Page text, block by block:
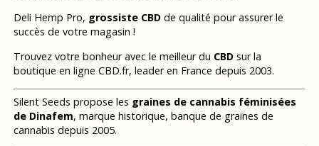
Deli Hemp Pro, grossiste CBDde qualité pour assurer le
succès de votre magasin !
Trouvez votre bonheur avec le meilleur du CBDsur la
boutique en ligne CBD.fr, leader en France depuis 2003.
Silent Seeds propose les graines de cannabis féminisées
de Dinafem, marque historique, banque de graines de
cannabis depuis 2005.